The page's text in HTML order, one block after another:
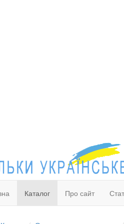
Каталог Про сайт